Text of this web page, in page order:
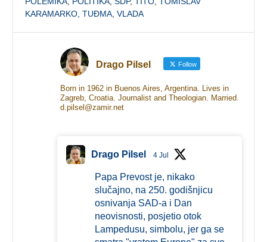
KARAMARKO ,TUĐMA ,VLADA
Drago Pilsel Follow
Born in 1962 in Buenos Aires, Argentina. Lives in
Zagreb, Croatia. Journalist and Theologian. Married.
d.pilsel@zamir.net
Drago Pilsel 4 Jul
Papa Prevost je, nikako
slučajno, na 250. godišnjicu
osnivanja SAD-a i Dan
neovisnosti, posjetio otok
Lampedusu, simbolu, jer ga se